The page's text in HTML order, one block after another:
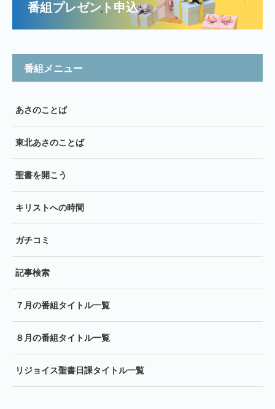
番組プレゼント申込
番組メニュー
あさのことば
東北あさのことば
聖書を開こう
キリストへの時間
ガチコミ
記事検索
７月の番組タイトル一覧
８月の番組タイトル一覧
リジョイス聖書日課タイトル一覧